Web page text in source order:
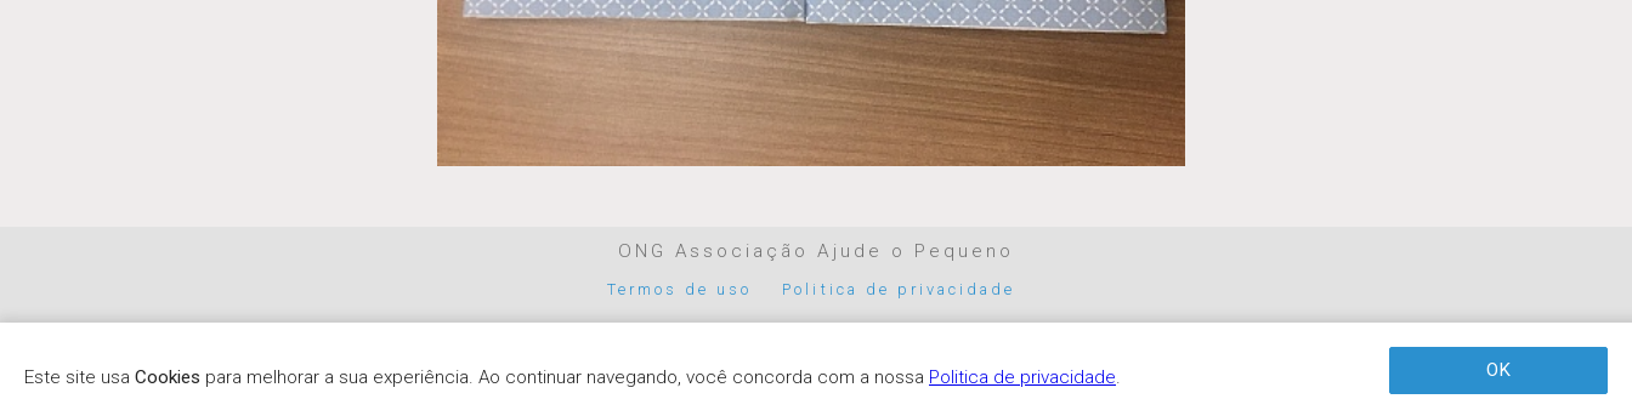
ONG Associação Ajude o Pequeno
Termos de uso Politica de privacidade
Este site usa Cookies para melhorar a sua experiência. Ao continuar navegando, você concorda com a nossa Politica de privacidade. OK